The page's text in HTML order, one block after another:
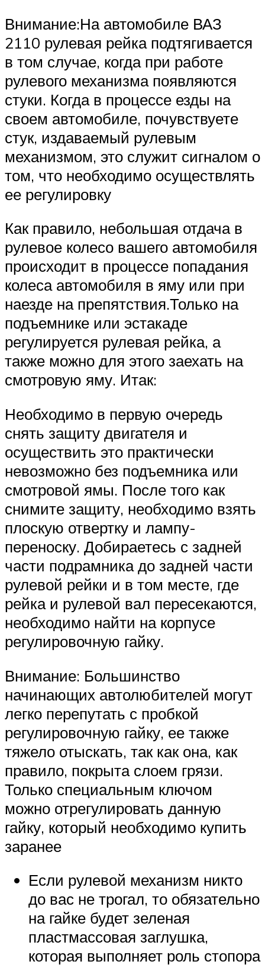
Внимание:На автомобиле ВАЗ
2110 рулевая рейка подтягивается
в том случае, когда при работе
рулевого механизма появляются
стуки. Когда в процессе езды на
своем автомобиле, почувствуете
стук, издаваемый рулевым
механизмом, это служит сигналом о
том, что необходимо осуществлять
ее регулировку
Как правило, небольшая отдача в
рулевое колесо вашего автомобиля
происходит в процессе попадания
колеса автомобиля в яму или при
наезде на препятствия.Только на
подъемнике или эстакаде
регулируется рулевая рейка, а
также можно для этого заехать на
смотровую яму. Итак:
Необходимо в первую очередь
снять защиту двигателя и
осуществить это практически
невозможно без подъемника или
смотровой ямы. После того как
снимите защиту, необходимо взять
плоскую отвертку и лампу-
переноску. Добираетесь с задней
части подрамника до задней части
рулевой рейки и в том месте, где
рейка и рулевой вал пересекаются,
необходимо найти на корпусе
регулировочную гайку.
Внимание: Большинство
начинающих автолюбителей могут
легко перепутать с пробкой
регулировочную гайку, ее также
тяжело отыскать, так как она, как
правило, покрыта слоем грязи.
Только специальным ключом
можно отрегулировать данную
гайку, который необходимо купить
заранее
Если рулевой механизм никто
до вас не трогал, то обязательно
на гайке будет зеленая
пластмассовая заглушка,
которая выполняет роль стопора